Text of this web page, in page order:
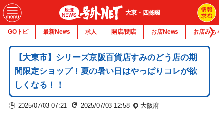
大東・四條畷
GOトピ 最新News 求人 開店/閉店 お店News お店みち
【大東市】シリーズ京阪百貨店すみのどう店の期
間限定ショップ！夏の暑い日はやっぱりコレが欲
しくなる！！
2025/07/03 07:21 2025/07/03 12:58 大阪府